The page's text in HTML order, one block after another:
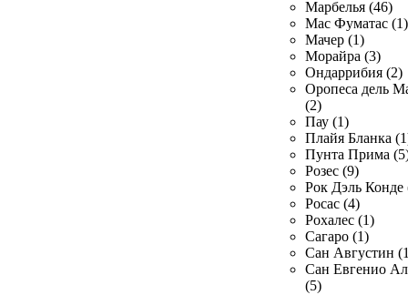
Марбелья (46)
Мас Фуматас (1)
Мачер (1)
Морайра (3)
Ондаррибия (2)
Оропеса дель
(2)
Пау (1)
Плайя Бланка
Пунта Прима
Розес (9)
Рок Дэль Конде
Росас (4)
Рохалес (1)
Сагаро (1)
Сан Августин
Сан Евгенио
(5)